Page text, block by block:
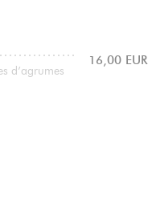
d’agrumes
16,00 EUR